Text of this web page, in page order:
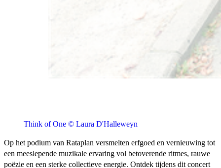
Think of One © Laura D'Halleweyn
Op het podium van Rataplan versmelten erfgoed en vernieuwing tot
een meeslepende muzikale ervaring vol betoverende ritmes, rauwe
poëzie en een sterke collectieve energie. Ontdek tijdens dit concert